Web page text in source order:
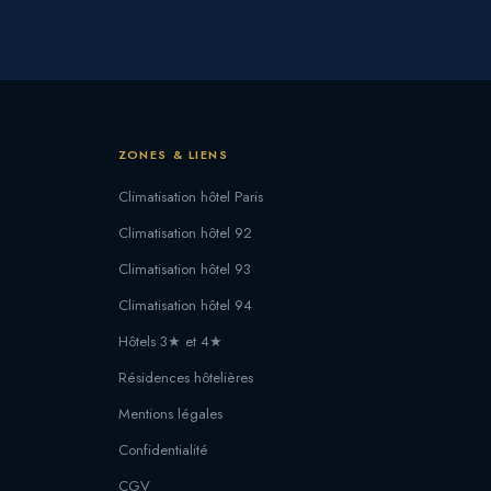
ZONES & LIENS
Climatisation hôtel Paris
Climatisation hôtel 92
Climatisation hôtel 93
Climatisation hôtel 94
Hôtels 3★ et 4★
Résidences hôtelières
Mentions légales
Confidentialité
CGV